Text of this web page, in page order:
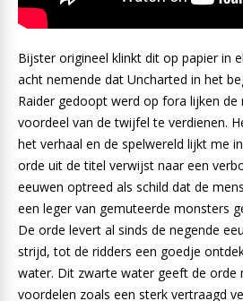
Bijster origineel klinkt dit op papier in
acht nemende dat Uncharted in het
Raider gedoopt werd op fora lijken de
voordeel van de twijfel te verdienen.
het verhaal en de spelwereld lijkt me
orde uit de titel verwijst naar een
eeuwen optreed als schild dat de
een leger van gemuteerde monsters
De orde levert al sinds de negende
strijd, tot de ridders een goedje
water. Dit zwarte water geeft de orde
voordelen zoals een sterk vertraagd